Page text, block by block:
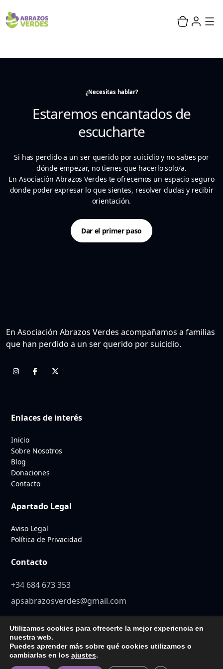
¿Necesitas hablar?
Estaremos encantados de
escucharte
Si has perdido a un ser querido por suicidio y no sabes por
dónde empezar, no tienes que hacerlo solo/a.
En Asociación Abrazos Verdes te ofrecemos un espacio seguro
donde poder expresar lo que sientes, resolver dudas y recibir
orientación.
Dar el primer paso
En Asociación Abrazos Verdes acompañamos a familias
que han perdido a un ser querido por suicidio.
Enlaces de interés
Inicio
Sobre Nosotros
Blog
Donaciones
Contacto
Apartado Legal
Aviso Legal
Política de Privacidad
Contacto
+34 684 673 353
apsabrazosverdes@gmail.com
© 2026 Abrazos Verdes. Todos los derechos reservados. Diseño
y desarrollo web porSisnet Consulting
Utilizamos cookies para ofrecerte la mejor experiencia en
nuestra web.
Puedes aprender más sobre qué cookies utilizamos o
cambiarlas en los ajustes.